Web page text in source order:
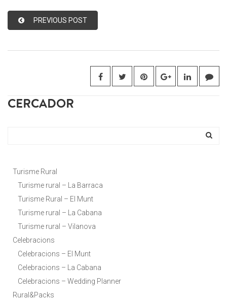
PREVIOUS POST
CERCADOR
Turisme Rural
Turisme rural – La Barraca
Turisme Rural – El Munt
Turisme rural – La Cabana
Turisme rural – Vilanova
Celebracions
Celebracions – El Munt
Celebracions – La Cabana
Celebracions – Wedding Planner
Rural&Packs